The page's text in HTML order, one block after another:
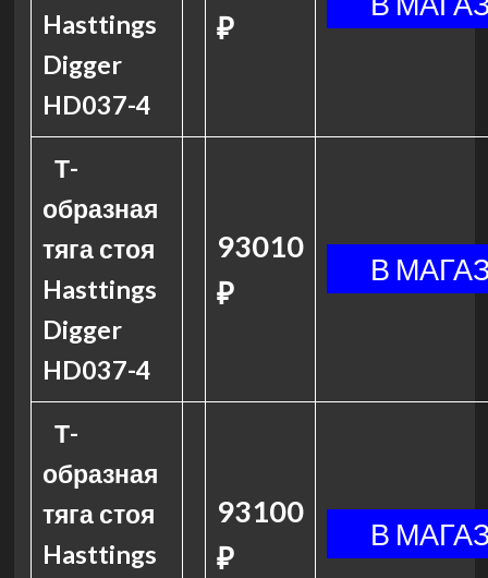
Hasttings
Digger
HD037-4
₽
Т-
образная
тяга стоя
Hasttings
Digger
HD037-4
93010
₽
Т-
образная
тяга стоя
Hasttings
93100
₽